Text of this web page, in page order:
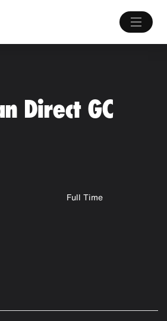
Direct GC
Full Time